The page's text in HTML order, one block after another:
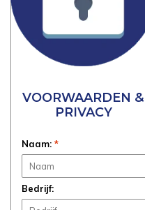
VOORWAARDEN &
PRIVACY
Naam: *
Bedrijf: